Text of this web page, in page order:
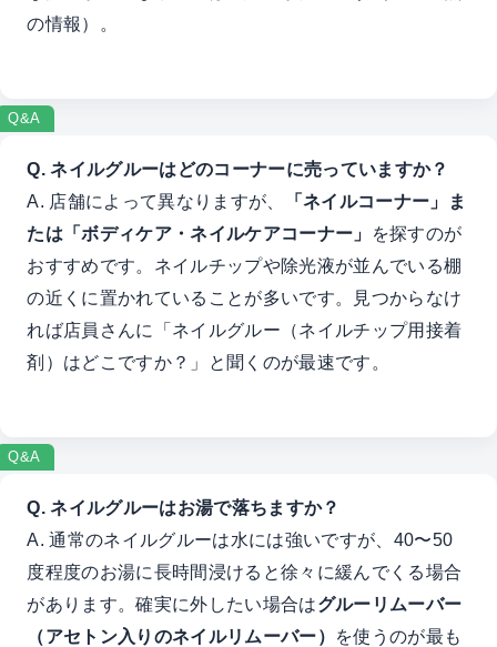
の情報）。
Q&A
Q. ネイルグルーはどのコーナーに売っていますか？
A. 店舗によって異なりますが、
「ネイルコーナー」ま
たは「ボディケア・ネイルケアコーナー」
を探すのが
おすすめです。ネイルチップや除光液が並んでいる棚
の近くに置かれていることが多いです。見つからなけ
れば店員さんに「ネイルグルー（ネイルチップ用接着
剤）はどこですか？」と聞くのが最速です。
Q&A
Q. ネイルグルーはお湯で落ちますか？
A. 通常のネイルグルーは水には強いですが、40〜50
度程度のお湯に長時間浸けると徐々に緩んでくる場合
があります。確実に外したい場合はグルーリムーバー
（アセトン入りのネイルリムーバー）
を使うのが最も